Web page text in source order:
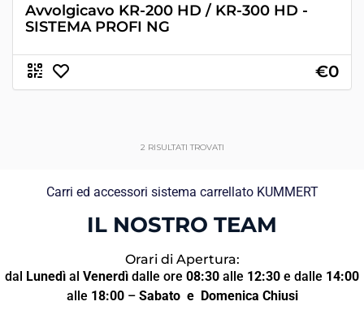
Avvolgicavo KR-200 HD / KR-300 HD -
SISTEMA PROFI NG
€0
2 RISULTATI TROVATI
Carri ed accessori sistema carrellato KUMMERT
IL NOSTRO TEAM
Orari di Apertura:
dal Lunedì al Venerdì dalle ore 08:30 alle 12:30 e dalle 14:00
alle 18:00– Sabato e Domenica Chiusi